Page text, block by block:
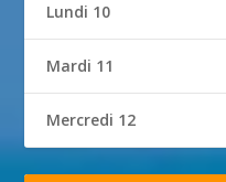
Lundi 10
Mardi 11
Mercredi 12